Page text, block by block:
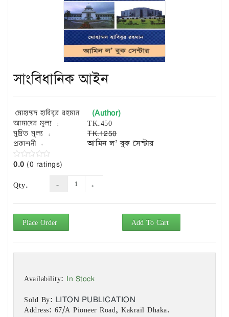
Departmental
Exam
Books
Building
Construction
&
Civil
Engineering
সাংবিধানিক আইন
মোহাম্মদ হাবিবুর রহমান (Author)
আমাদের মূল্য : TK.450
মুদ্রিত মূল্য :
TK.1250
প্রকাশনী :
আমিন ল’ বুক সেন্টার
0.0 (0 ratings)
Qty.
Place Order Add To Cart
Availability: In Stock
Sold By: LITON PUBLICATION
Address: 67/A Pioneer Road, Kakrail Dhaka.